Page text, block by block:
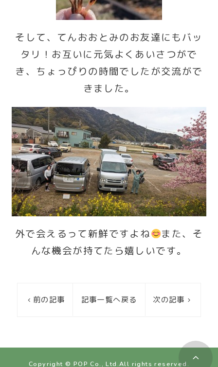
そして、てんおおとみのお友達にもバッ
タリ！お互いに元気よくあいさつがで
き、ちょっぴりの時間でしたが交流がで
きました。
外で会えるって新鮮ですよね
また、そ
んな機会が持てたら嬉しいです。
前の記事 記事一覧へ戻る 次の記事
Copyright © POP Co., Ltd.All rights reserved.